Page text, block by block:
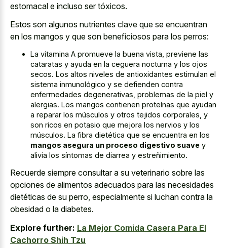
estomacal e incluso ser tóxicos.
Estos son algunos nutrientes clave que se encuentran
en los mangos y que son beneficiosos para los perros:
La vitamina A promueve la buena vista, previene las
cataratas y ayuda en la ceguera nocturna y los ojos
secos. Los altos niveles de antioxidantes estimulan el
sistema inmunológico y se defienden contra
enfermedades degenerativas, problemas de la piel y
alergias. Los mangos contienen proteínas que ayudan
a reparar los músculos y otros tejidos corporales, y
son ricos en potasio que mejora los nervios y los
músculos. La fibra dietética que se encuentra en los
mangos asegura un proceso digestivo suave y
alivia los síntomas de diarrea y estreñimiento.
Recuerde siempre consultar a su veterinario sobre las
opciones de alimentos adecuados para las necesidades
dietéticas de su perro, especialmente si luchan contra la
obesidad o la diabetes.
Explore further: La Mejor Comida Casera Para El
Cachorro Shih Tzu